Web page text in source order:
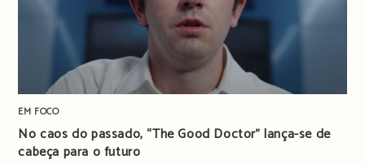
EM FOCO
No caos do passado, “The Good Doctor” lança-se de
cabeça para o futuro